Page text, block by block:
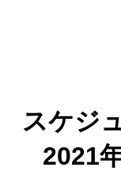
スケジ
2021